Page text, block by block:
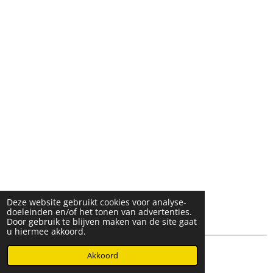
Deze website gebruikt cookies voor analyse-
doeleinden en/of het tonen van advertenties.
Door gebruik te blijven maken van de site gaat
u hiermee akkoord.
Akkoord
© 2025- 2026 Djöz mode